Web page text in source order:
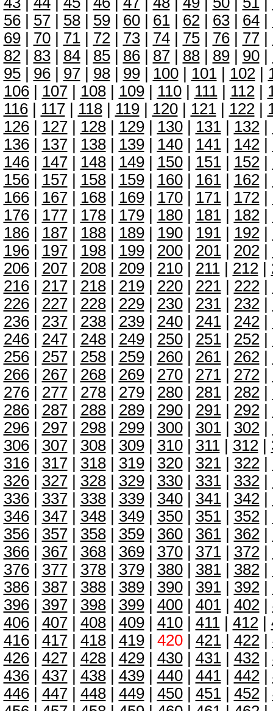
56| 57| 58| 59| 60| 61| 62| 63| 64|
69| 70| 71| 72| 73| 74| 75| 76| 77|
82| 83| 84| 85| 86| 87| 88| 89| 90|
95| 96| 97| 98| 99| 100| 101| 102|
106| 107| 108| 109| 110| 111| 112|
116| 117| 118| 119| 120| 121| 122|
126| 127| 128| 129| 130| 131| 132|
136| 137| 138| 139| 140| 141| 142|
146| 147| 148| 149| 150| 151| 152|
156| 157| 158| 159| 160| 161| 162|
166| 167| 168| 169| 170| 171| 172|
176| 177| 178| 179| 180| 181| 182|
186| 187| 188| 189| 190| 191| 192|
196| 197| 198| 199| 200| 201| 202|
206| 207| 208| 209| 210| 211| 212|
216| 217| 218| 219| 220| 221| 222|
226| 227| 228| 229| 230| 231| 232|
236| 237| 238| 239| 240| 241| 242|
246| 247| 248| 249| 250| 251| 252|
256| 257| 258| 259| 260| 261| 262|
266| 267| 268| 269| 270| 271| 272|
276| 277| 278| 279| 280| 281| 282|
286| 287| 288| 289| 290| 291| 292|
296| 297| 298| 299| 300| 301| 302|
306| 307| 308| 309| 310| 311| 312|
316| 317| 318| 319| 320| 321| 322|
326| 327| 328| 329| 330| 331| 332|
336| 337| 338| 339| 340| 341| 342|
346| 347| 348| 349| 350| 351| 352|
356| 357| 358| 359| 360| 361| 362|
366| 367| 368| 369| 370| 371| 372|
376| 377| 378| 379| 380| 381| 382|
386| 387| 388| 389| 390| 391| 392|
396| 397| 398| 399| 400| 401| 402|
406| 407| 408| 409| 410| 411| 412|
416| 417| 418| 419| 420| 421| 422|
426| 427| 428| 429| 430| 431| 432|
436| 437| 438| 439| 440| 441| 442|
446| 447| 448| 449| 450| 451| 452|